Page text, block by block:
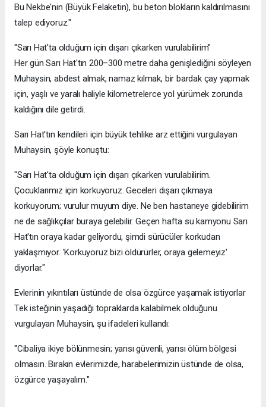
Bu Nekbe'nin (Büyük Felaketin), bu beton blokların kaldırılmasını
talep ediyoruz."
"Sarı Hat'ta olduğum için dışarı çıkarken vurulabilirim"
Her gün Sarı Hat'tın 200–300 metre daha genişlediğini söyleyen
Muhaysin, abdest almak, namaz kılmak, bir bardak çay yapmak
için, yaşlı ve yaralı haliyle kilometrelerce yol yürümek zorunda
kaldığını dile getirdi.
Sarı Hat'tın kendileri için büyük tehlike arz ettiğini vurgulayan
Muhaysin, şöyle konuştu:
"Sarı Hat'ta olduğum için dışarı çıkarken vurulabilirim.
Çocuklarımız için korkuyoruz. Geceleri dışarı çıkmaya
korkuyorum; vurulur muyum diye. Ne ben hastaneye gidebilirim
ne de sağlıkçılar buraya gelebilir. Geçen hafta su kamyonu Sarı
Hat'tın oraya kadar geliyordu, şimdi sürücüler korkudan
yaklaşmıyor. 'Korkuyoruz bizi öldürürler, oraya gelemeyiz'
diyorlar."
Evlerinin yıkıntıları üstünde de olsa özgürce yaşamak istiyorlar
Tek isteğinin yaşadığı topraklarda kalabilmek olduğunu
vurgulayan Muhaysin, şu ifadeleri kullandı:
"Cibaliya ikiye bölünmesin; yarısı güvenli, yarısı ölüm bölgesi
olmasın. Bırakın evlerimizde, harabelerimizin üstünde de olsa,
özgürce yaşayalım."